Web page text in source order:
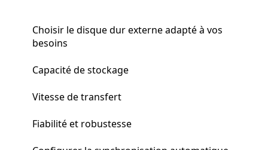
Choisir le disque dur externe adapté à vos
besoins
Capacité de stockage
Vitesse de transfert
Fiabilité et robustesse